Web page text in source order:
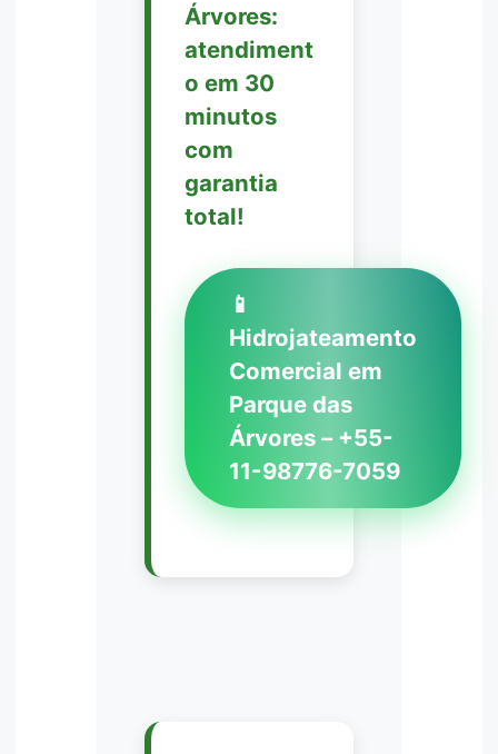
Árvores:
atendiment
o em 30
minutos
com
garantia
total!
📱
Hidrojateamento
Comercial em
Parque das
Árvores – +55-
11-98776-7059